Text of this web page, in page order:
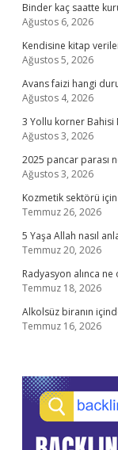
Binder kaç saatte
Ağustos 6, 2026
Kendisine kitap
Ağustos 5, 2026
Avans faizi hangi
Ağustos 4, 2026
3 Yollu korner Bahisi
Ağustos 3, 2026
2025 pancar parası
Ağustos 3, 2026
Kozmetik sektörü
Temmuz 26, 2026
5 Yaşa Allah nasıl
Temmuz 20, 2026
Radyasyon alınca ne
Temmuz 18, 2026
Alkolsüz biranın
Temmuz 16, 2026